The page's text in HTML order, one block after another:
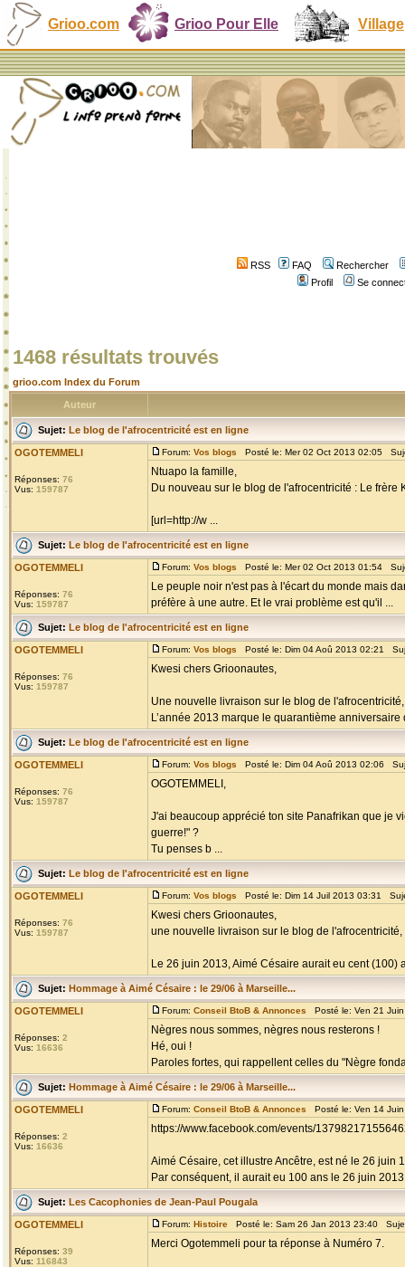
Grioo.com Grioo Pour Elle Village
RSS FAQ
Rechercher
Profil
Se
1468 résultats trouvés
grioo.com Index du Forum
Auteur
Sujet: Le blog de l'afrocentricité est en ligne
OGOTEMMELI
Réponses: 76
Vus: 159787
Forum: Vos blogs Posté le: Mer 02 Oct 2013 02:05
Ntuapo la famille,
Du nouveau sur le blog de l'afrocentricité : Le
[url=http://w ...
Sujet: Le blog de l'afrocentricité est en ligne
OGOTEMMELI
Réponses: 76
Vus: 159787
Forum: Vos blogs Posté le: Mer 02 Oct 2013 01:54
Le peuple noir n'est pas à l'écart du monde mais
préfère à une autre. Et le vrai problème est qu'il ...
Sujet: Le blog de l'afrocentricité est en ligne
OGOTEMMELI
Réponses: 76
Vus: 159787
Forum: Vos blogs Posté le: Dim 04 Aoû 2013 02:21
Kwesi chers Grioonautes,
Une nouvelle livraison sur le blog de
L’année 2013 marque le quarantième anniversaire
Sujet: Le blog de l'afrocentricité est en ligne
OGOTEMMELI
Réponses: 76
Vus: 159787
Forum: Vos blogs Posté le: Dim 04 Aoû 2013 02:06
OGOTEMMELI,
J'ai beaucoup apprécié ton site Panafrikan que je
guerre!" ?
Tu penses b ...
Sujet: Le blog de l'afrocentricité est en ligne
OGOTEMMELI
Réponses: 76
Vus: 159787
Forum: Vos blogs Posté le: Dim 14 Juil 2013 03:31
Kwesi chers Grioonautes,
une nouvelle livraison sur le blog de
Le 26 juin 2013, Aimé Césaire aurait eu cent (100)
Sujet: Hommage à Aimé Césaire : le 29/06 à Marseille...
OGOTEMMELI
Réponses: 2
Vus: 16636
Forum: Conseil BtoB & Annonces Posté le: Ven 21
Nègres nous sommes, nègres nous resterons !
Hé, oui !
Paroles fortes, qui rappellent celles du "Nègre
Sujet: Hommage à Aimé Césaire : le 29/06 à Marseille...
OGOTEMMELI
Réponses: 2
Vus: 16636
Forum: Conseil BtoB & Annonces Posté le: Ven 14
https://www.facebook.com/events/
Aimé Césaire, cet illustre Ancêtre, est né le 26 juin
Par conséquent, il aurait eu 100 ans le 26 juin
Sujet: Les Cacophonies de Jean-Paul Pougala
OGOTEMMELI
Réponses: 39
Vus: 116843
Forum: Histoire Posté le: Sam 26 Jan 2013 23:40
Merci Ogotemmeli pour ta réponse à Numéro 7.